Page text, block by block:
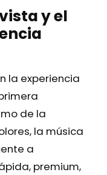
y el
la experiencia
de la
la música
a
premium,